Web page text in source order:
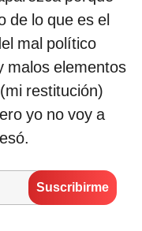
de lo que es el
mal político
malos elementos
restitución)
yo no voy a